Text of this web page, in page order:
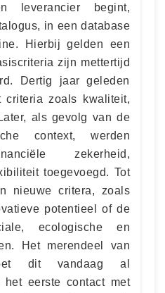
leverancier begint,
in een database
Hierbij gelden een
zijn mettertijd
Dertig jaar geleden
criteria zoals kwaliteit,
als gevolg van de
context, werden
zekerheid,
toegevoegd. Tot
nieuwe critera, zoals
potentieel of de
ecologische en
Het merendeel van
dit vandaag al
het eerste contact met